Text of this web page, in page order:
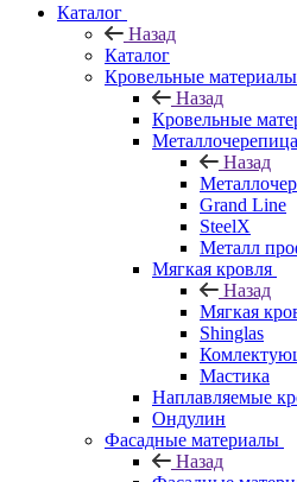
Каталог
Назад
Каталог
Кровельные материалы
Назад
Кровельные
Металлочерепица
Назад
Grand Line
SteelX
Металл
Мягкая кровля
Назад
Мягкая
Shinglas
Мастика
Наплавляемые
Ондулин
Фасадные материалы
Назад